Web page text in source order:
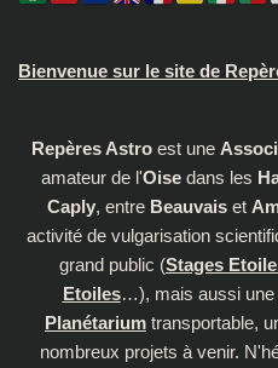
Bienvenue sur le site de
Repères Astroest une
amateur de l'Oise dans les
Caply, entre Beauvais et
activité de vulgarisation
grand public (Stages
Etoiles…), mais aussi une
Planétarium transportable,
nombreux projets à venir.